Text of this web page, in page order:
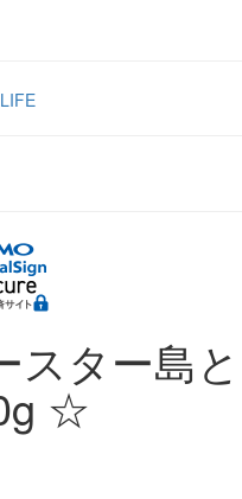
スター島と
☆